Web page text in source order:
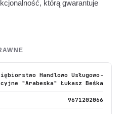
którą gwarantuje
Handlowo Usługowo-
"Arabeska" Łukasz Beśka
9671202066